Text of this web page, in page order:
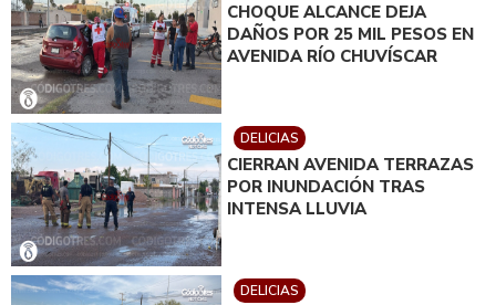
CHOQUE ALCANCE DEJA
DAÑOS POR 25 MIL PESOS EN
AVENIDA RÍO CHUVÍSCAR
DELICIAS
CIERRAN AVENIDA TERRAZAS
POR INUNDACIÓN TRAS
INTENSA LLUVIA
DELICIAS